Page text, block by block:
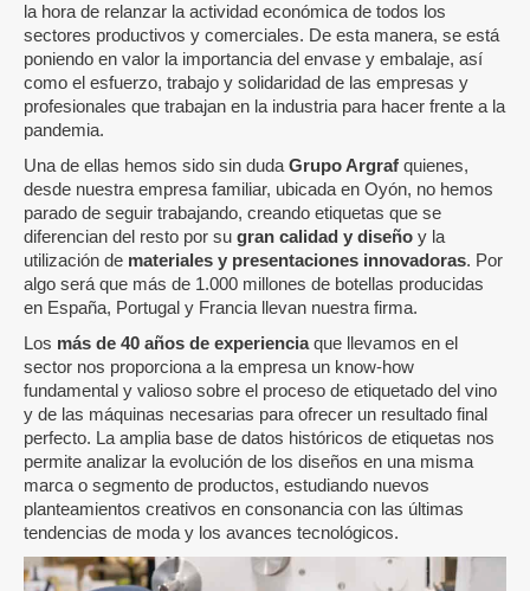
la hora de relanzar la actividad económica de todos los
sectores productivos y comerciales. De esta manera, se está
poniendo en valor la importancia del envase y embalaje, así
como el esfuerzo, trabajo y solidaridad de las empresas y
profesionales que trabajan en la industria para hacer frente a la
pandemia.
Una de ellas hemos sido sin duda Grupo Argraf quienes,
desde nuestra empresa familiar, ubicada en Oyón, no hemos
parado de seguir trabajando, creando etiquetas que se
diferencian del resto por su gran calidad y diseño y la
utilización de materiales y presentaciones innovadoras. Por
algo será que más de 1.000 millones de botellas producidas
en España, Portugal y Francia llevan nuestra firma.
Los más de 40 años de experienciaque llevamos en el
sector nos proporciona a la empresa un know-how
fundamental y valioso sobre el proceso de etiquetado del vino
y de las máquinas necesarias para ofrecer un resultado final
perfecto. La amplia base de datos históricos de etiquetas nos
permite analizar la evolución de los diseños en una misma
marca o segmento de productos, estudiando nuevos
planteamientos creativos en consonancia con las últimas
tendencias de moda y los avances tecnológicos.